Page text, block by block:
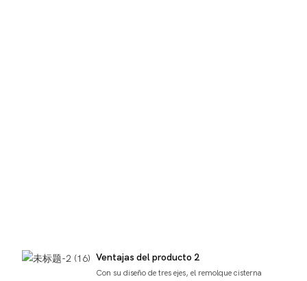
Ventajas del producto 2
Con su diseño de tres ejes, el remolque cisterna